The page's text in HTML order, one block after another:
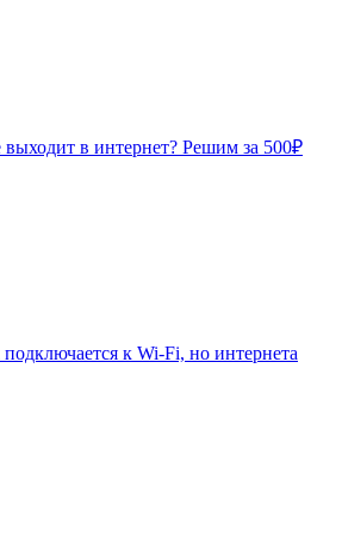
выходит в интернет? Решим за 500₽
к Wi-Fi, но интернета